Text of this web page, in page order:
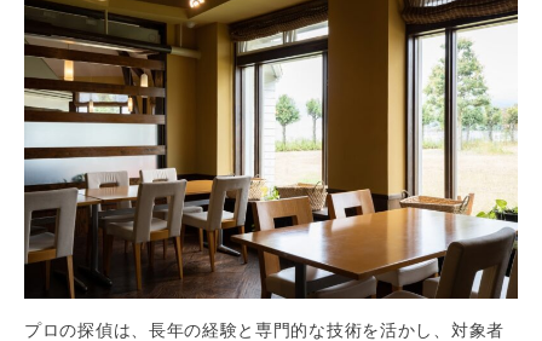
プロの探偵は、長年の経験と専門的な技術を活かし、対象者